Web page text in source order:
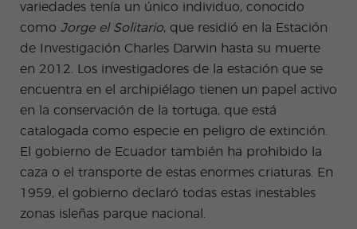
variedades tenía un único individuo, conocido
como Jorge el Solitario, que residió en la Estación
de Investigación Charles Darwin hasta su muerte
en 2012. Los investigadores de la estación que se
encuentra en el archipiélago tienen un papel activo
en la conservación de la tortuga, que está
catalogada como especie en peligro de extinción.
El gobierno de Ecuador también ha prohibido
la
caza o el transporte de estas enormes criaturas. En
1959, el gobierno declaró todas estas inestables
zonas isleñas parque nacional.